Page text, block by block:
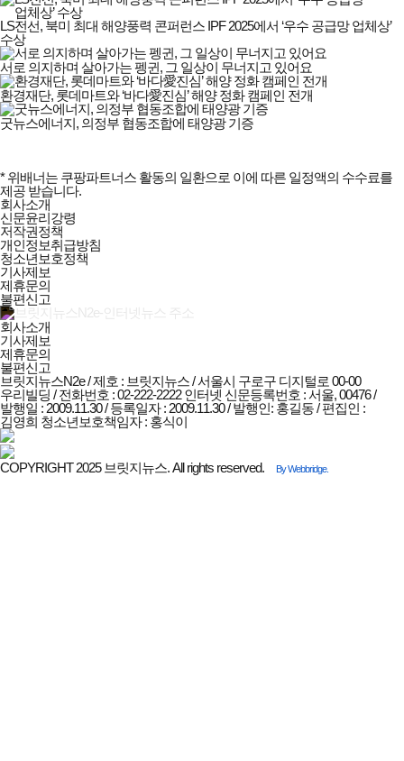
LS전선, 북미 최대 해양풍력 콘퍼런스 IPF 2025에서 ‘우수 공급망 업체상’
수상
서로 의지하며 살아가는 펭귄, 그 일상이 무너지고 있어요
환경재단, 롯데마트와 ‘바다愛진심’ 해양 정화 캠페인 전개
굿뉴스에너지, 의정부 협동조합에 태양광 기증
* 위배너는 쿠팡파트너스 활동의 일환으로 이에 따른 일정액의 수수료를
제공 받습니다.
브릿지뉴스N2e-
인터넷뉴스
회사소개
및
정책안내
회사소개
신문윤리강령
저작권정책
개인정보취급방침
청소년보호정책
기사제보
제휴문의
불편신고
회사소개
기사제보
제휴문의
불편신고
브릿지뉴스N2e / 제호 : 브릿지뉴스 /서울시 구로구 디지털로 00-00
우리빌딩 / 전화번호 : 02-222-2222인터넷 신문등록번호 : 서울, 00476 /
발행일 : 2009.11.30 / 등록일자 : 2009.11.30 / 발행인: 홍길동 / 편집인 :
김영희 청소년보호책임자 : 홍식이
COPYRIGHT 2025 브릿지뉴스. All rights reserved. By Webbridge.